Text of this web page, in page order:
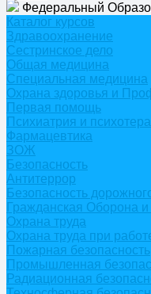
Федеральный
Каталог курсов
Здравоохранение
Сестринское дело
Общая медицина
Специальная медицина
Охрана здоровья и
Первая помощь
Психиатрия и
Фармацевтика
ЗОЖ
Безопасность
Антитеррор
Безопасность
Гражданская Оборона
Охрана труда
Охрана труда при
Пожарная безопасность
Промышленная
Радиационная